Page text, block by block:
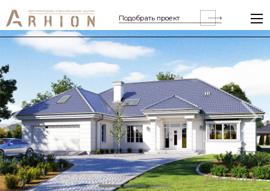
Подобрать проект
Previous